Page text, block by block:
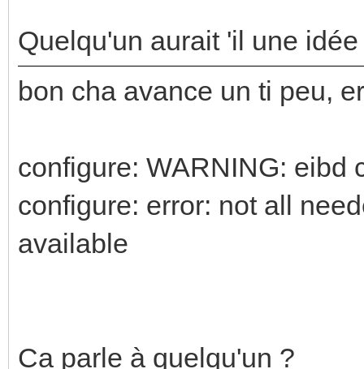
Quelqu'un aurait 'il une
bon cha avance un ti peu,
configure: WARNING: eibd
configure: error: not all
available
Ca parle à quelqu'un ?